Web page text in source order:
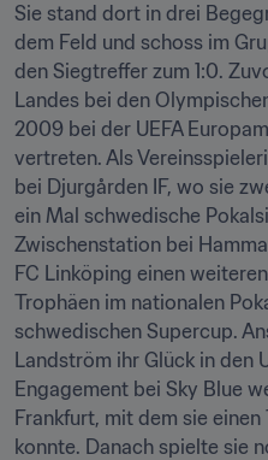
Sie stand dort in drei
dem Feld und schoss im
den Siegtreffer zum 1:0.
Landes bei den
2009 bei der UEFA
vertreten. Als
bei Djurgården IF, wo sie
ein Mal schwedische
Zwischenstation bei
FC Linköping einen
Trophäen im nationalen
schwedischen Supercup.
Landström ihr Glück in den
Engagement bei Sky Blue
Frankfurt, mit dem sie
konnte. Danach spielte sie